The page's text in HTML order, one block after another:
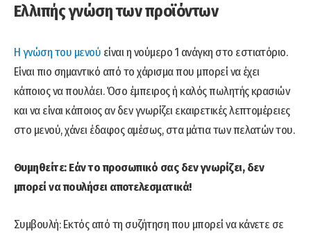
Ελλιπής γνώση των προϊόντων
Η γνώση του μενού είναι η νούμερο 1 ανάγκη στο εστιατόριο.
Είναι πιο σημαντικό από το χάρισμα που μπορεί να έχει
κάποιος να πουλάει. Όσο έμπειρος ή καλός πωλητής κρασιών
και να είναι κάποιος αν δεν γνωρίζει εκαιρετικές λεπτομέρειες
στο μενού, χάνει έδαφος αμέσως, στα μάτια των πελατών του.
Θυμηθείτε: Εάν το προσωπικό σας δεν γνωρίζει, δεν
μπορεί να πουλήσει αποτελεσματικά!
Συμβουλή: Εκτός από τη συζήτηση που μπορεί να κάνετε σε